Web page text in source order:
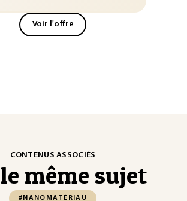
Voir l'offre
CONTENUS ASSOCIÉS
même sujet
#NANOMATÉRIAU